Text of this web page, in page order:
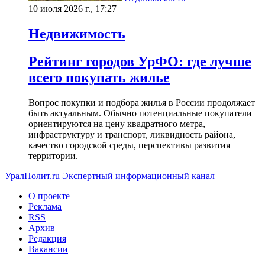
10 июля 2026 г., 17:27
Недвижимость
Рейтинг городов УрФО: где лучше
всего покупать жилье
Вопрос покупки и подбора жилья в России продолжает
быть актуальным. Обычно потенциальные покупатели
ориентируются на цену квадратного метра,
инфраструктуру и транспорт, ликвидность района,
качество городской среды, перспективы развития
территории.
УралПолит.ru Экспертный информационный канал
О проекте
Реклама
RSS
Архив
Редакция
Вакансии